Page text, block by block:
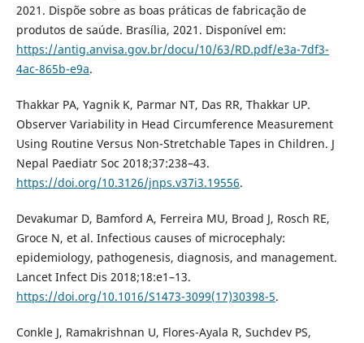
2021. Dispõe sobre as boas práticas de fabricação de
produtos de saúde. Brasília, 2021. Disponível em:
https://antig.anvisa.gov.br/docu/10/63/RD.pdf/e3a-7df3-
4ac-865b-e9a.
Thakkar PA, Yagnik K, Parmar NT, Das RR, Thakkar UP.
Observer Variability in Head Circumference Measurement
Using Routine Versus Non-Stretchable Tapes in Children. J
Nepal Paediatr Soc 2018;37:238–43.
https://doi.org/10.3126/jnps.v37i3.19556.
Devakumar D, Bamford A, Ferreira MU, Broad J, Rosch RE,
Groce N, et al. Infectious causes of microcephaly:
epidemiology, pathogenesis, diagnosis, and management.
Lancet Infect Dis 2018;18:e1–13.
https://doi.org/10.1016/S1473-3099(17)30398-5.
Conkle J, Ramakrishnan U, Flores-Ayala R, Suchdev PS,